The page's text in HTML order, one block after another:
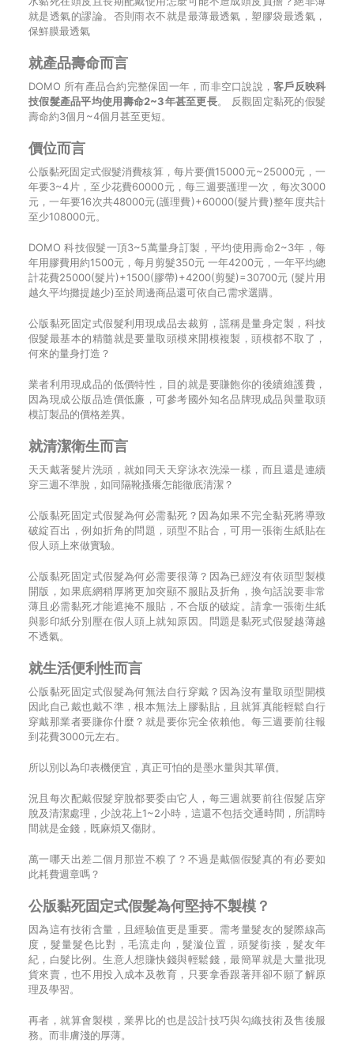
就是透氣的謬論。否則雨衣不就是最薄最透氣，塑膠袋最透氣，
保鮮膜最透氣
就產品壽命而言
DOMO 所有產品合約完整保固一年，而非空口說說，客戶反映科
技假髮產品平均使用壽命2~3年甚至更長。 反觀固定黏死的假髮
壽命約3個月~4個月甚至更短。
價位而言
公版黏死固定式假髮消費核算，每片要價15000元~25000元，一
年要3~4片，至少花費60000元，每三週要護理一次，每次3000
元，一年要16次共48000元(護理費)+60000(髮片費)整年度共計
至少108000元。
DOMO 科技假髮一頂3~5萬量身訂製，平均使用壽命2~3年，每
年用膠費用約1500元，每月剪髮350元 一年4200元，一年平均總
計花費25000(髮片)+1500(膠帶)+4200(剪髮)=30700元 (髮片用
越久平均攤提越少)至於周邊商品還可依自己需求選購。
公版黏死固定式假髮利用現成品去裁剪，謊稱是量身定製，科技
假髮最基本的精髓就是要量取頭模來開模複製，頭模都不取了，
何來的量身打造？
業者利用現成品的低價特性，目的就是要賺飽你的後續維護費，
因為現成公版品造價低廉，可參考國外知名品牌現成品與量取頭
模訂製品的價格差異。
就清潔衛生而言
天天戴著髮片洗頭，就如同天天穿泳衣洗澡一樣，而且還是連續
穿三週不準脫，如同隔靴搔癢怎能徹底清潔？
公版黏死固定式假髮為何必需黏死？因為如果不完全黏死將導致
破綻百出，例如折角的問題，頭型不貼合，可用一張衛生紙貼在
假人頭上來做實驗。
公版黏死固定式假髮為何必需要很薄？因為已經沒有依頭型製模
開版，如果底網稍厚將更加突顯不服貼及折角，換句話說要非常
薄且必需黏死才能遮掩不服貼，不合版的破綻。請拿一張衛生紙
與影印紙分別壓在假人頭上就知原因。問題是黏死式假髮越薄越
不透氣。
就生活便利性而言
公版黏死固定式假髮為何無法自行穿戴？因為沒有量取頭型開模
因此自己戴也戴不準，根本無法上膠黏貼，且就算真能輕鬆自行
穿戴那業者要賺你什麼？就是要你完全依賴他。每三週要前往報
到花費3000元左右。
所以別以為印表機便宜，真正可怕的是墨水量與其單價。
況且每次配戴假髮穿脫都要委由它人，每三週就要前往假髮店穿
脫及清潔處理，少說花上1~2小時，這還不包括交通時間，所謂時
間就是金錢，既麻煩又傷財。
萬一哪天出差二個月那豈不糗了？不過是戴個假髮真的有必要如
此耗費週章嗎？
公版黏死固定式假髮為何堅持不製模？
因為這有技術含量，且經驗值更是重要。需考量髮友的髮際線高
度，髮量髮色比對，毛流走向，髮漩位置，頭髮銜接，髮友年
紀，白髮比例。生意人想賺快錢與輕鬆錢，最簡單就是大量批現
貨來賣，也不用投入成本及教育，只要拿香跟著拜卻不願了解原
理及學習。
再者，就算會製模，業界比的也是設計技巧與勾織技術及售後服
務。而非膚淺的厚薄。